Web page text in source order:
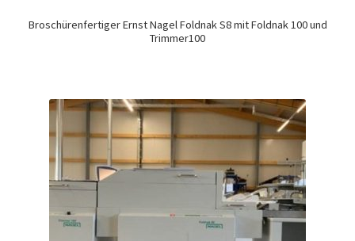
Broschürenfertiger Ernst Nagel Foldnak S8 mit Foldnak 100 und
Trimmer100